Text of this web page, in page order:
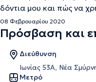
δόντια μου και πώς να
08 Φεβρουαρίου 2020
Πρόσβαση και
Διεύθυνση
Ιωνίας 53Α, Νέα
Μετρό